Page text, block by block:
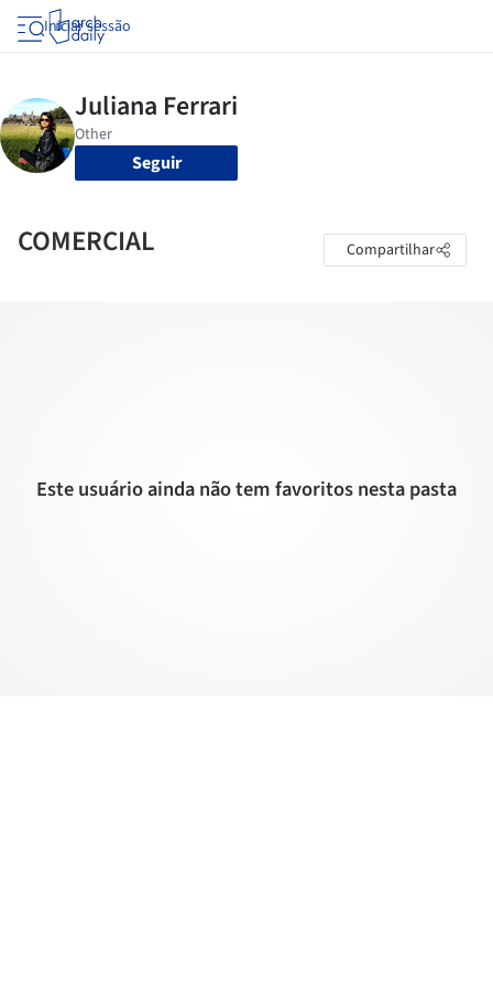
Iniciar sessão
Seguir
COMERCIAL Compartilhar
Este usuário ainda não tem favoritos nesta pasta